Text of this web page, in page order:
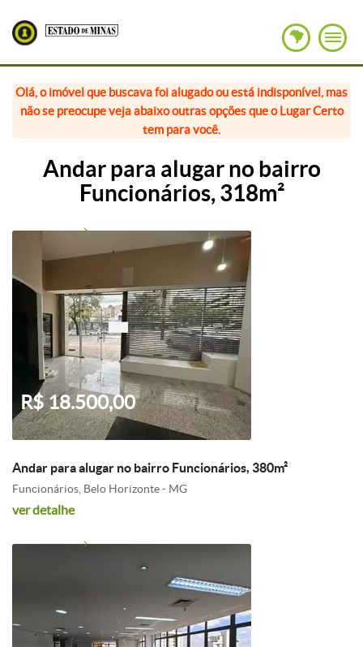
Olá, o imóvel que buscava foi alugado ou está indisponível, mas
não se preocupe veja abaixo outras opções que o Lugar Certo
tem para você.
Andar para alugar no bairro
Funcionários, 318m²
R$ 18.500,00
Andar para alugar no bairro Funcionários, 380m²
Funcionários, Belo Horizonte - MG
ver detalhe